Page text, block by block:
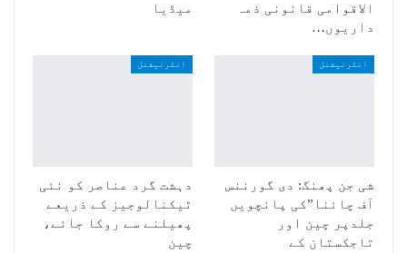
الاقوامی قانونی ذمہ
داریوں…
میڈیا
انٹرنیشنل
شی جن پھنگ: دی گورننس
آف چائنا”کی پانچویں
جلدپر چین اور
تاجکستان کے
انٹرنیشنل
دہشت گرد عناصر کو نئی
ٹیکنالوجیز کے ذریعے
پھیلنے سے روکا جائے،
چین